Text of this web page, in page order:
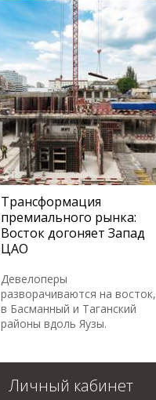
Трансформация
премиального рынка:
Восток догоняет Запад
ЦАО
Девелоперы
разворачиваются на восток,
в Басманный и Таганский
районы вдоль Яузы.
Личный кабинет